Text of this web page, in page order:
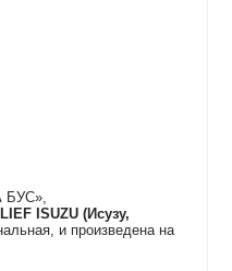
БУС»,
ISUZU (Исузу,
и произведена на